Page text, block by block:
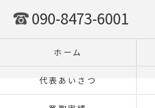
090-8473-6001
ホーム
代表あいさつ